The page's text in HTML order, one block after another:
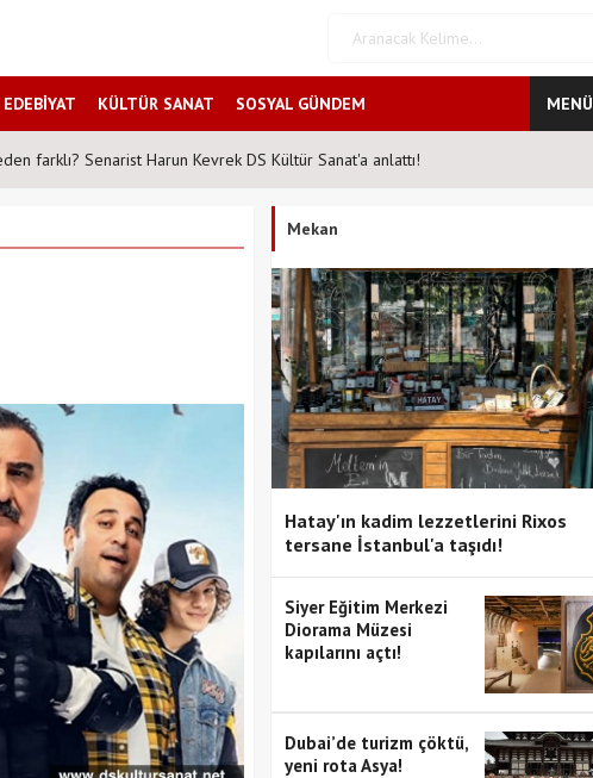
EDEBİYAT KÜLTÜR SANAT SOSYAL GÜNDEM MENÜ
farklı? Senarist Harun Kevrek DS Kültür Sanat'a anlattı!
Mekan
Hatay'ın kadim lezzetlerini Rixos
tersane İstanbul'a taşıdı!
Siyer Eğitim Merkezi
Diorama Müzesi
kapılarını açtı!
Dubai’de turizm çöktü,
yeni rota Asya!